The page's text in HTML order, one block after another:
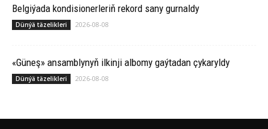
Belgiýada kondisionerleriň rekord sany gurnaldy
Dünýä täzelikleri 2026-08-08
«Güneş» ansamblynyň ilkinji albomy gaýtadan çykaryldy
Dünýä täzelikleri 2026-08-08